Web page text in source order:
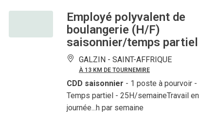
Employé polyvalent de
boulangerie (H/F)
saisonnier/temps partiel
GALZIN - SAINT-AFFRIQUE
À 13 KM DE TOURNEMIRE
CDD saisonnier - 1 poste à pourvoir -
Temps partiel - 25H/semaineTravail en
journée...h par semaine